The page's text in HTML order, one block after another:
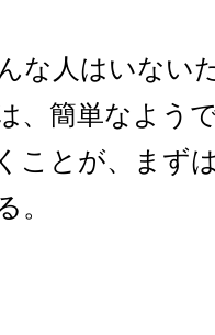
な人はいない
、簡単なよう
ことが、まず
。